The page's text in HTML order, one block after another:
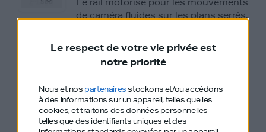
Le respect de votre vie privée est
notre priorité
Nous et nos partenairesstockons et/ou accédons
à des informations sur un appareil, telles que les
cookies, et traitons des données personnelles
telles que des identifiants uniques et des
Le rail motorisé pour les mouvements
de caméra fluides sur les plans serrés.
Trépied Sirui AM-25S—
slider